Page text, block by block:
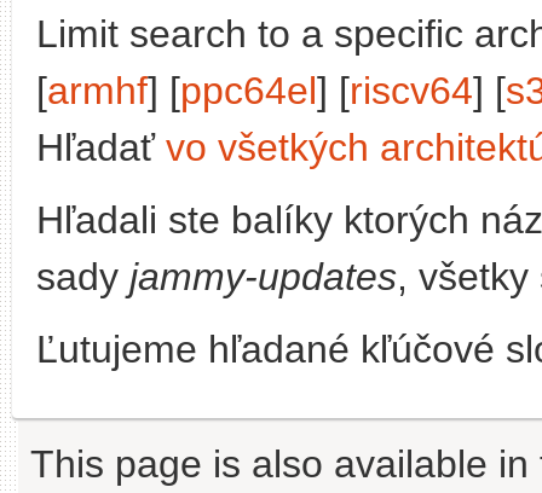
Limit search to a specific
[armhf] [ppc64el] [riscv64] [
Hľadať vo všetkých
Hľadali ste balíky ktorých
sady jammy-updates,
Ľutujeme hľadané kľúčové
This page is also available